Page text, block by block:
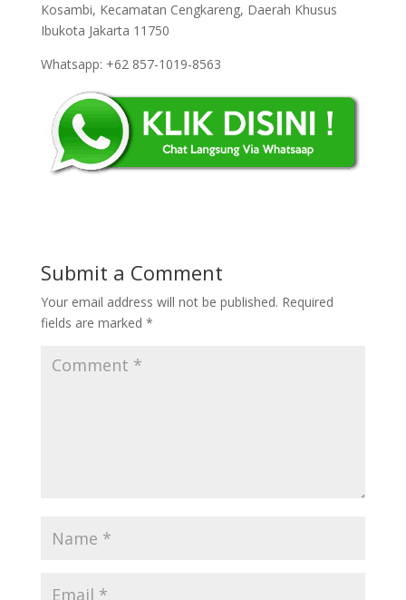
Kosambi, Kecamatan Cengkareng, Daerah Khusus
Ibukota Jakarta 11750
Whatsapp: +62 857-1019-8563
Submit a Comment
Your email address will not be published. Required
fields are marked *